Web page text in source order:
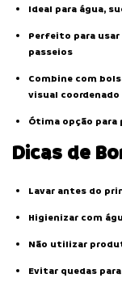
Ideal para água,
Perfeito para usar
passeios
Combine com
visual coordenado
Ótima opção
Dicas de
Lavar antes do
Higienizar com
Não utilizar
Evitar quedas